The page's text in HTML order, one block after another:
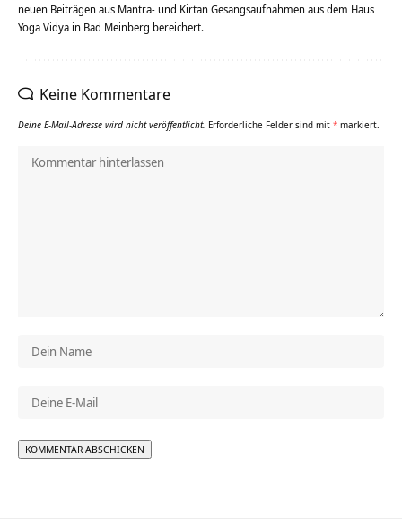
neuen Beiträgen aus Mantra- und Kirtan Gesangsaufnahmen aus dem Haus
Yoga Vidya in Bad Meinberg bereichert.
Keine Kommentare
Deine E-Mail-Adresse wird nicht veröffentlicht. Erforderliche Felder sind mit * markiert.